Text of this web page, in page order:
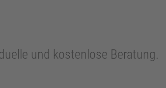
und kostenlose Beratung.